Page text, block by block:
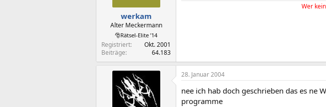
werkam
Alter Meckermann
🎅Rätsel-Elite ’14
Registriert
Okt. 2001
Beiträge
64.183
Wer
28. Januar 2004
nee ich hab doch geschrieben das es ne
programme